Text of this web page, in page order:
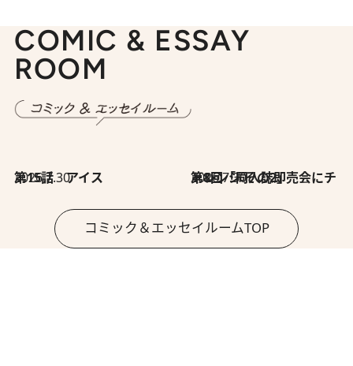
COMIC & ESSAY
ROOM
2026.7.30
第15話 アイス 2026.7.30
第8回「同人誌即売会にチャレンジ その2」
コミック＆エッセイルームTOP